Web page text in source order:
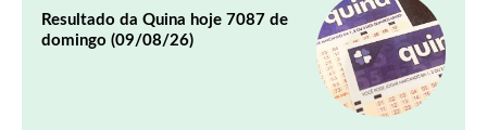
Resultado da Quina hoje 7087 de
domingo (09/08/26)